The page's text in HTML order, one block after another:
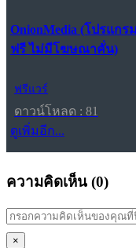
OnionMedia (โปรแก
ฟรี ไม่มีโฆษณาคั่น)
ฟรีแวร์
ดาวน์โหลด : 81
ดูเพิ่มอีก...
ความคิดเห็น (0)
×